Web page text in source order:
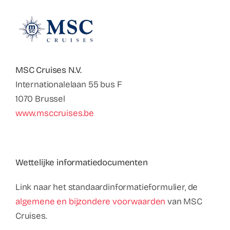
Faq
ABC Van De Toeristische Terminologie
Français
MSC Cruises N.V.
Internationalelaan 55 bus F
1070 Brussel
www.msccruises.be
Wettelijke informatiedocumenten
Link naar het standaardinformatieformulier, de
algemene en bijzondere voorwaarden van MSC
Cruises.